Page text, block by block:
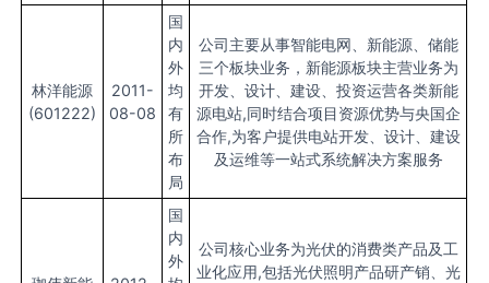
林洋能源
(601222)
2011-
08-08
国
内
外
均
有
所
布
局
公司主要从事智能电网、新能源、储能
三个板块业务，新能源板块主营业务为
开发、设计、建设、投资运营各类新能
源电站,同时结合项目资源优势与央国企
合作,为客户提供电站开发、设计、建设
及运维等一站式系统解决方案服务
国
内
外
公司核心业务为光伏的消费类产品及工
业化应用,包括光伏照明产品研产销、光